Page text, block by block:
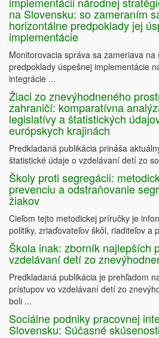
na Slovensku: so zameraním
horizontálne predpoklady jej
implementácie
Monitorovacia správa sa zameriava
predpoklady úspešnej implementácie
integrácie ...
Žiaci zo znevýhodneného
zahraničí: komparatívna
legislatívy a štatistických
európskych krajinách
Predkladaná publikácia prináša
štatistické údaje o vzdelávaní detí zo
Školy proti segregácii:
prevenciu a odstraňovanie
žiakov
Cieľom tejto metodickej príručky je
politiky, zriaďovateľov škôl, riaditeľov a
Škola inak: zborník najlepších
vzdelávaní detí zo
Predkladaná publikácia je prehľadom
prístupov vo vzdelávaní detí zo
boli ...
Sociálne podniky pracovnej
Slovensku: Súčasné